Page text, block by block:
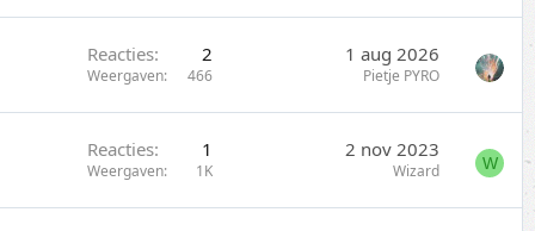
e
Reacties 2
Weergaven 466
1 aug 2026
Pietje PYRO
Reacties 1
Weergaven 1K
2 nov 2023
Wizard W